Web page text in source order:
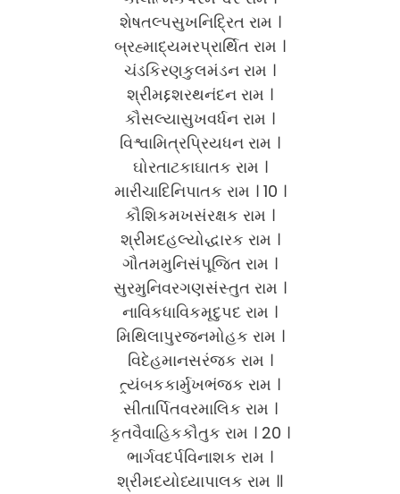
શેષતલ્પસુખનિદ્રિત રામ ।
બ્રહ્માદ્યમરપ્રાર્થિત રામ ।
ચંડકિરણકુલમંડન રામ ।
શ્રીમદ્દશરથનંદન રામ ।
કૌસલ્યાસુખવર્ધન રામ ।
વિશ્વામિત્રપ્રિયધન રામ ।
ઘોરતાટકાઘાતક રામ ।
મારીચાદિનિપાતક રામ । 10 ।
કૌશિકમખસંરક્ષક રામ ।
શ્રીમદહલ્યોદ્ધારક રામ ।
ગૌતમમુનિસંપૂજિત રામ ।
સુરમુનિવરગણસંસ્તુત રામ ।
નાવિકધાવિકમૃદુપદ રામ ।
મિથિલાપુરજનમોહક રામ ।
વિદેહમાનસરંજક રામ ।
ત્ર્યંબકકાર્મુખભંજક રામ ।
સીતાર્પિતવરમાલિક રામ ।
કૃતવૈવાહિકકૌતુક રામ । 20 ।
ભાર્ગવદર્પવિનાશક રામ ।
શ્રીમદયોધ્યાપાલક રામ ॥